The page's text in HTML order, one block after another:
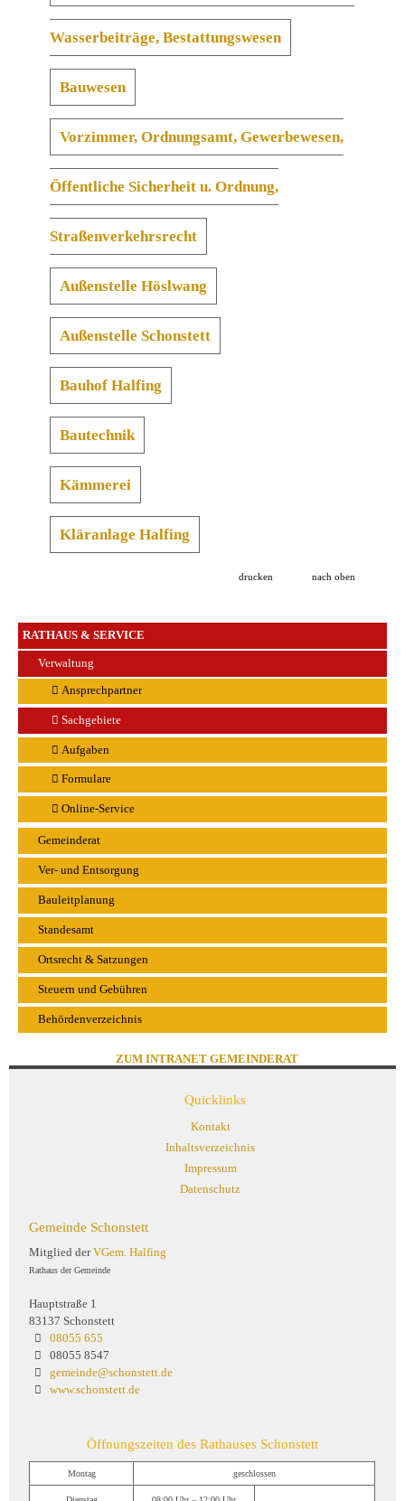
RATHAUS & SERVICE
Verwaltung
Ansprechpartner
Sachgebiete
Aufgaben
Formulare
Online-Service
Gemeinderat
Ver- und Entsorgung
Bauleitplanung
Standesamt
Ortsrecht & Satzungen
Steuern und Gebühren
Behördenverzeichnis
Wasserbeiträge, Bestattungswesen
Bauwesen
Vorzimmer, Ordnungsamt, Gewerbewesen,
Öffentliche Sicherheit u. Ordnung,
Straßenverkehrsrecht
Außenstelle Höslwang
Außenstelle Schonstett
Bauhof Halfing
Bautechnik
Kämmerei
Kläranlage Halfing
drucken nach oben
ZUM INTRANET GEMEINDERAT
Quicklinks
Kontakt
Inhaltsverzeichnis
Impressum
Datenschutz
Gemeinde Schonstett
Mitglied derVGem. Halfing
Rathaus der Gemeinde
Hauptstraße 1
83137 Schonstett
08055 655
08055 8547
gemeinde@schonstett.de
www.schonstett.de
Öffnungszeiten des Rathauses Schonstett
Montag geschlossen